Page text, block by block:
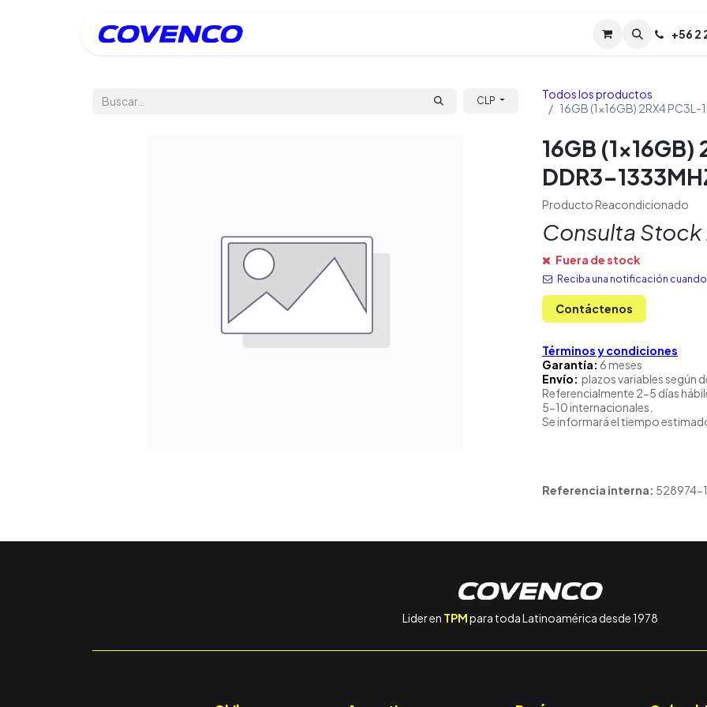
Soporte TPM (CL) +56 2
CLP
Todos los productos
16GB (1x16GB) 2RX4
16GB
DDR3-
Producto Reacondicionado
Consulta
Fuera de stock
Reciba una notificación
Contáctenos
Términos y condiciones
Garantía: 6 meses
Envío: plazos variables según
Referencialmente 2-5 días
5-10 internacionales.
Se informará el tiempo
Referencia interna: 528974-
Lider en TPMpara toda Latinoamérica desde 1978